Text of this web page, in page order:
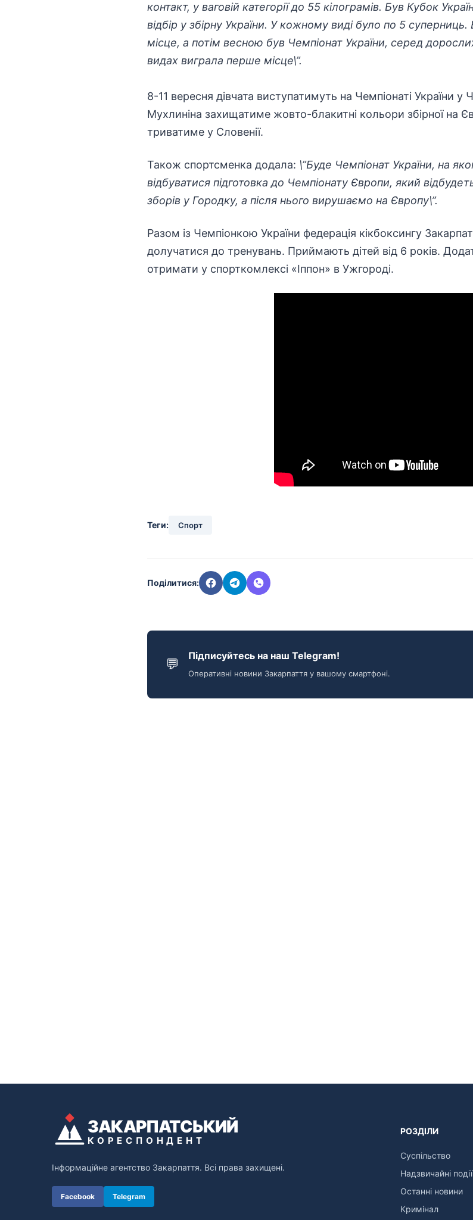
контакт, у ваговій категорії до 55 кілограмів. Був Кубок
відбір у збірну України. У кожному виді було по 5
місце, а потім весною був Чемпіонат України, серед
видах виграла перше місце\”.
8-11 вересня дівчата виступатимуть на Чемпіонаті України
Мухлиніна захищатиме жовто-блакитні кольори збірної на
триватиме у Словенії.
Також спортсменка додала: \”Буде Чемпіонат України, на
відбуватися підготовка до Чемпіонату Європи, який
зборів у Городку, а після нього вирушаємо на Європу\”.
Разом із Чемпіонкою України федерація кікбоксингу
долучатися до тренувань. Приймають дітей від 6 років.
отримати у спорткомлексі «Іппон» в Ужгороді.
Теги: Спорт
Поділитися:
💬 Підписуйтесь на наш Telegram!
Оперативні новини Закарпаття у вашому смартфоні.
ЗАКАРПАТСЬКИЙ
КОРЕСПОНДЕНТ
Інформаційне агентство Закарпаття. Всі права захищені.
Facebook Telegram
РОЗДІЛИ
Суспільство
Надзвичайні події
Останні новини
Кримінал